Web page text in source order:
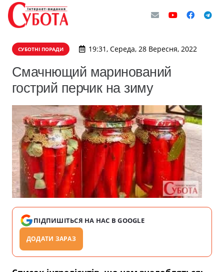
СУБОТНІ ПОРАДИ 19:31, Середа, 28 Вересня, 2022
Смачнющий маринований
гострий перчик на зиму
ПІДПИШІТЬСЯ НА НАС В GOOGLE
ДОДАТИ ЗАРАЗ